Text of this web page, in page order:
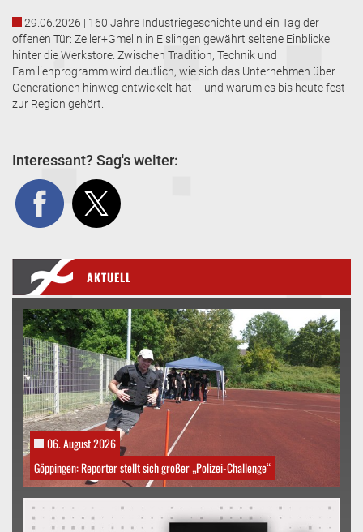
29.06.2026 | 160 Jahre Industriegeschichte und ein Tag der
offenen Tür: Zeller+Gmelin in Eislingen gewährt seltene Einblicke
hinter die Werkstore. Zwischen Tradition, Technik und
Familienprogramm wird deutlich, wie sich das Unternehmen über
Generationen hinweg entwickelt hat – und warum es bis heute fest
zur Region gehört.
Interessant? Sag's weiter:
AKTUELL
06. August 2026
Göppingen: Reporter stellt sich großer „Polizei-Challenge“